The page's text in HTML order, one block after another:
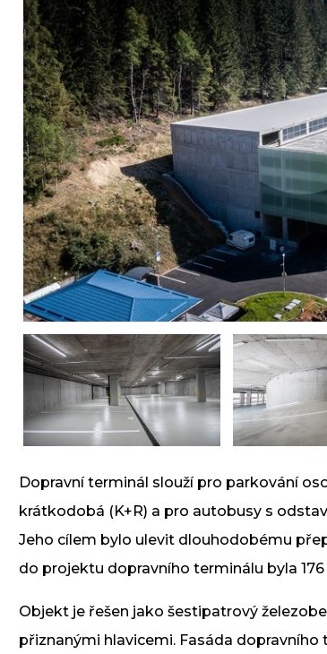
Hradec Králové -
Dopravní terminál slouží pro parkování
krátkodobá (K+R) a pro autobusy s
Jeho cílem bylo ulevit dlouhodobému
do projektu dopravního terminálu byla 176
Objekt je řešen jako šestipatrový
přiznanými hlavicemi. Fasáda